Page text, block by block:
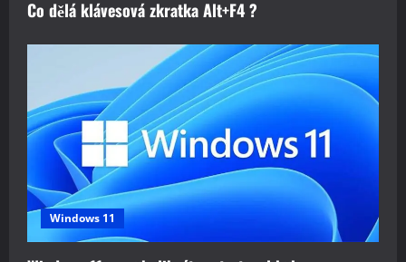
Co dělá klávesová zkratka Alt+F4 ?
Windows 11